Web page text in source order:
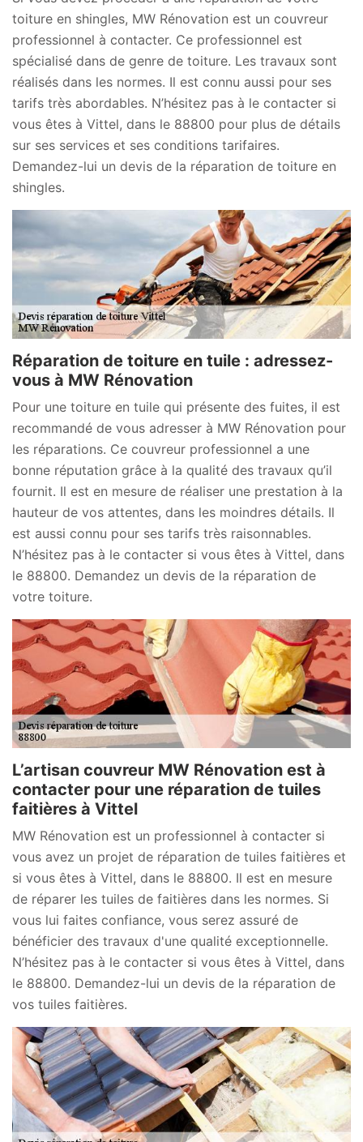
toiture en shingles, MW Rénovation est un couvreur
professionnel à contacter. Ce professionnel est
spécialisé dans de genre de toiture. Les travaux sont
réalisés dans les normes. Il est connu aussi pour ses
tarifs très abordables. N’hésitez pas à le contacter si
vous êtes à Vittel, dans le 88800 pour plus de détails
sur ses services et ses conditions tarifaires.
Demandez-lui un devis de la réparation de toiture en
shingles.
Réparation de toiture en tuile : adressez-
vous à MW Rénovation
Pour une toiture en tuile qui présente des fuites, il est
recommandé de vous adresser à MW Rénovation pour
les réparations. Ce couvreur professionnel a une
bonne réputation grâce à la qualité des travaux qu’il
fournit. Il est en mesure de réaliser une prestation à la
hauteur de vos attentes, dans les moindres détails. Il
est aussi connu pour ses tarifs très raisonnables.
N’hésitez pas à le contacter si vous êtes à Vittel, dans
le 88800. Demandez un devis de la réparation de
votre toiture.
L’artisan couvreur MW Rénovation est à
contacter pour une réparation de tuiles
faitières à Vittel
MW Rénovation est un professionnel à contacter si
vous avez un projet de réparation de tuiles faitières et
si vous êtes à Vittel, dans le 88800. Il est en mesure
de réparer les tuiles de faitières dans les normes. Si
vous lui faites confiance, vous serez assuré de
bénéficier des travaux d'une qualité exceptionnelle.
N’hésitez pas à le contacter si vous êtes à Vittel, dans
le 88800. Demandez-lui un devis de la réparation de
vos tuiles faitières.